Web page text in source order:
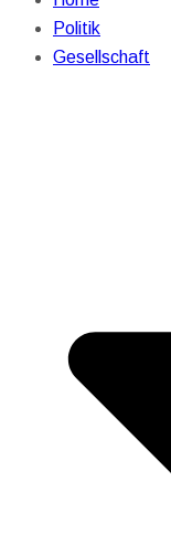
Politik
Gesellschaft